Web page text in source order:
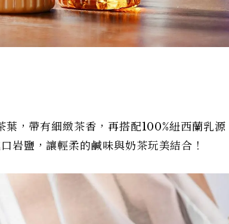
，帶有細緻茶香，再搭配100%紐西蘭乳源
岩鹽，讓輕柔的鹹味與奶茶玩美結合！